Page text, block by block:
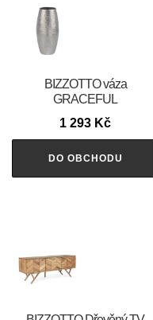
BIZZOTTO váza
GRACEFUL
1 293 Kč
DO OBCHODU